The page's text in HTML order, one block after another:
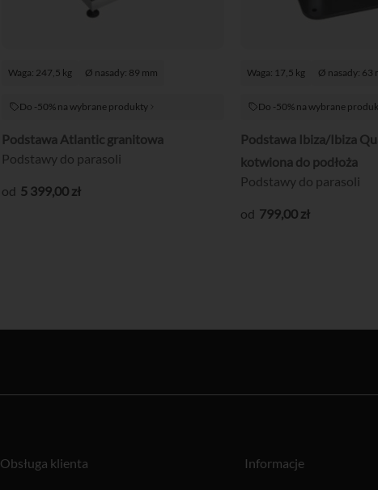
Waga: 247,5 kg Ø nasady: 89 mm
Do -50% na wybrane produkty
Podstawa Atlantic granitowa
Podstawy do parasoli
5 399,00 zł
Waga: 17,5 kg Ø nasady: 63
Do -50% na wybrane
Podstawa Ibiza/Ibiza
kotwiona do podłoża
Podstawy do parasoli
799,00 zł
Obsługa klienta Informacje